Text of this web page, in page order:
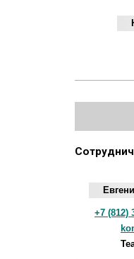
+7 (812)